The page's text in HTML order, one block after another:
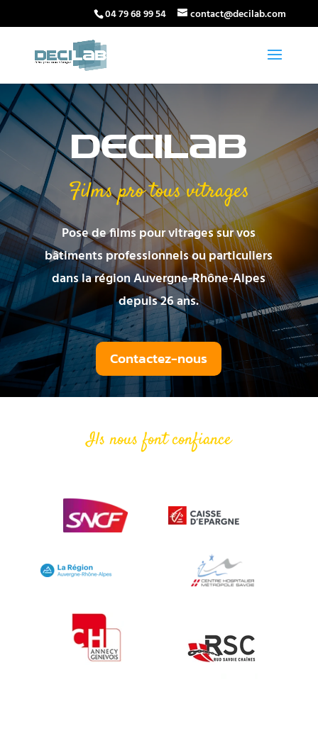
04 79 68 99 54 contact@decilab.com
DECILAB
Films pro tous vitrages
Pose de films pour vitrages sur vos
bâtiments professionnels ou particuliers
dans la région Auvergne-Rhône-Alpes
depuis 26 ans.
Contactez-nous
Ils nous font confiance